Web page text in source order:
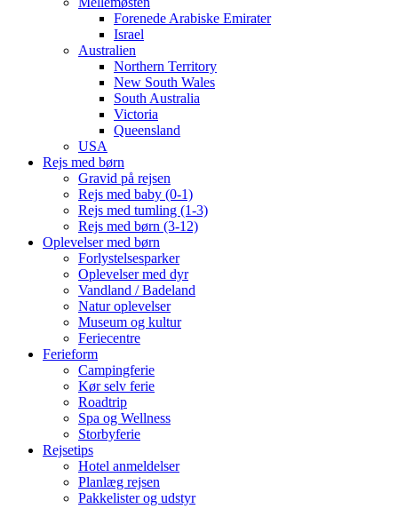
Forenede Arabiske Emirater
Israel
Australien
Northern Territory
New South Wales
South Australia
Victoria
Queensland
USA
Rejs med børn
Gravid på rejsen
Rejs med baby (0-1)
Rejs med tumling (1-3)
Rejs med børn (3-12)
Oplevelser med børn
Forlystelsesparker
Oplevelser med dyr
Vandland / Badeland
Natur oplevelser
Museum og kultur
Feriecentre
Ferieform
Campingferie
Kør selv ferie
Roadtrip
Spa og Wellness
Storbyferie
Rejsetips
Hotel anmeldelser
Planlæg rejsen
Pakkelister og udstyr